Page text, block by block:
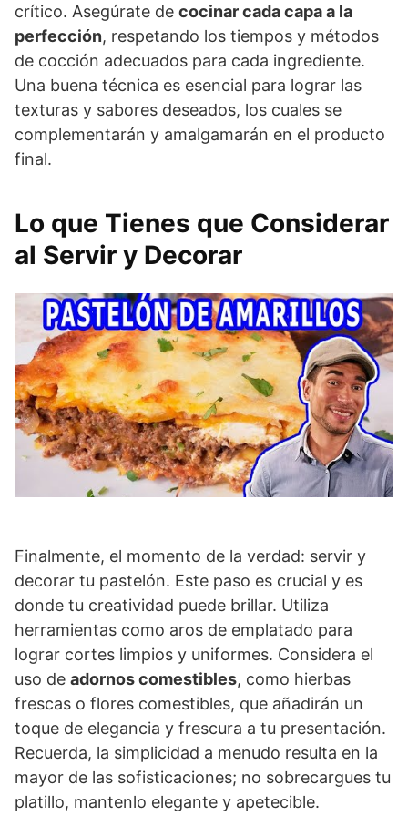
crítico. Asegúrate de cocinar cada capa a la
perfección, respetando los tiempos y métodos
de cocción adecuados para cada ingrediente.
Una buena técnica es esencial para lograr las
texturas y sabores deseados, los cuales se
complementarán y amalgamarán en el producto
final.
Lo que Tienes que Considerar
al Servir y Decorar
Finalmente, el momento de la verdad: servir y
decorar tu pastelón. Este paso es crucial y es
donde tu creatividad puede brillar. Utiliza
herramientas como aros de emplatado para
lograr cortes limpios y uniformes. Considera el
uso de adornos comestibles, como hierbas
frescas o flores comestibles, que añadirán un
toque de elegancia y frescura a tu presentación.
Recuerda, la simplicidad a menudo resulta en la
mayor de las sofisticaciones; no sobrecargues tu
platillo, mantenlo elegante y apetecible.